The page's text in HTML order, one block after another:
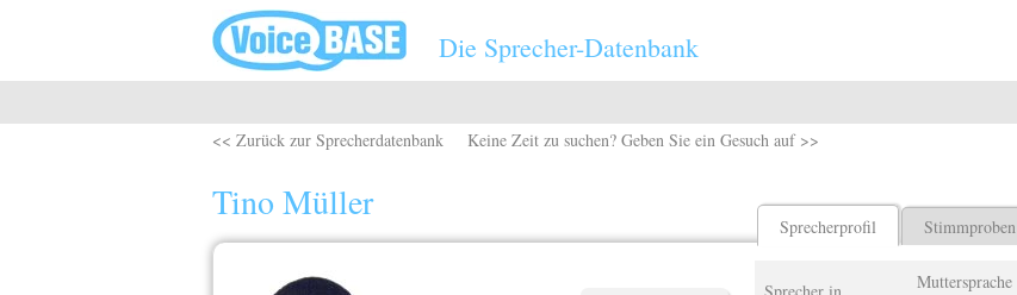
Die Sprecher-Datenbank
<< Zurück zur Sprecherdatenbank Keine Zeit zu suchen? Geben Sie ein Gesuch auf >>
Tino Müller
Sprecherprofil Stimmproben
Muttersprache